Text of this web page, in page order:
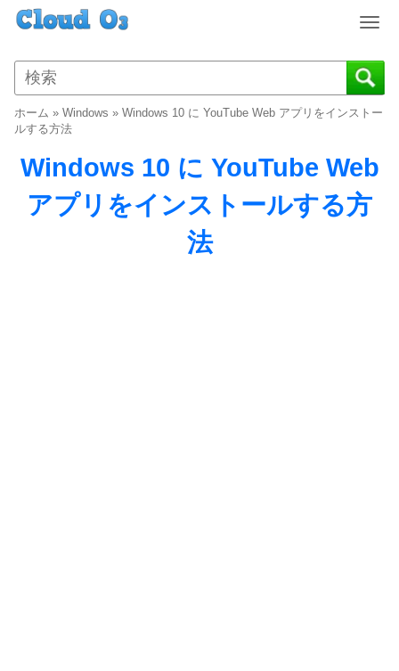
T
g
g
a
v
i
ホーム » Windows » Windows 10 に YouTube Web アプリをインストー
ルする方法
Windows 10 に YouTube Web
アプリをインストールする方
法